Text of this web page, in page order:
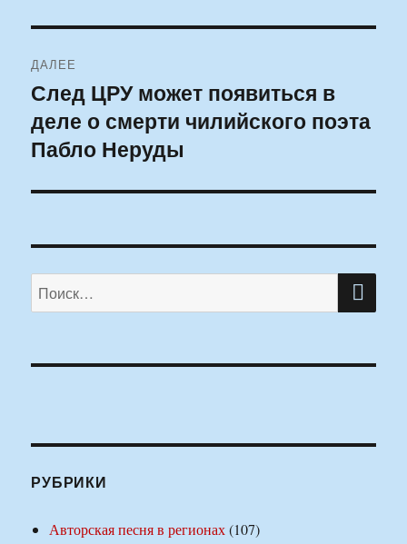
ДАЛЕЕ
Следующая
запись:
След ЦРУ может появиться в
деле о смерти чилийского поэта
Пабло Неруды
Искать:
РУБРИКИ
Авторская песня в регионах(107)